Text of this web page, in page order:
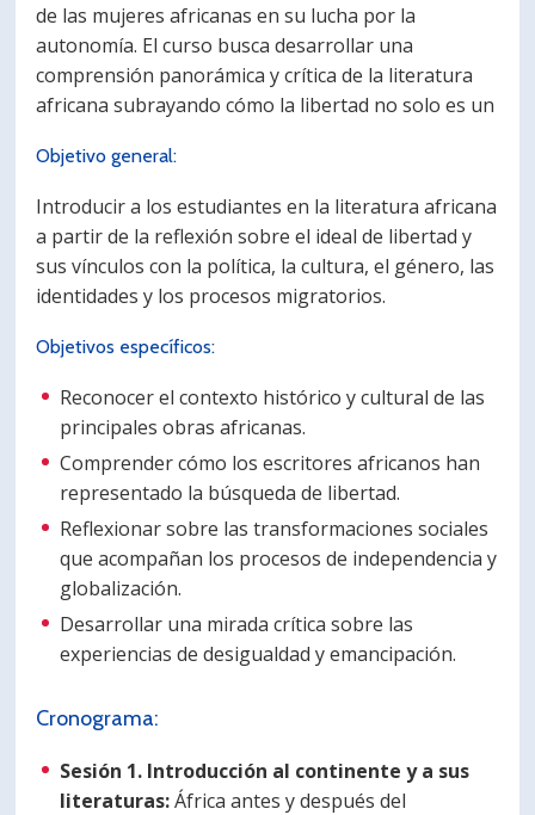
de las mujeres africanas en su lucha por la
autonomía. El curso busca desarrollar una
comprensión panorámica y crítica de la literatura
africana subrayando cómo la libertad no solo es un
Objetivo general:
Introducir a los estudiantes en la literatura africana
a partir de la reflexión sobre el ideal de libertad y
sus vínculos con la política, la cultura, el género, las
identidades y los procesos migratorios.
Objetivos específicos:
Reconocer el contexto histórico y cultural de las
principales obras africanas.
Comprender cómo los escritores africanos han
representado la búsqueda de libertad.
Reflexionar sobre las transformaciones sociales
que acompañan los procesos de independencia y
globalización.
Desarrollar una mirada crítica sobre las
experiencias de desigualdad y emancipación.
Cronograma:
Sesión 1. Introducción al continente y a sus
literaturas:África antes y después del